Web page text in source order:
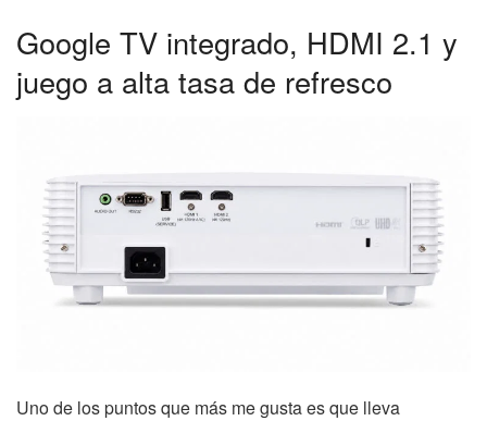
Google TV integrado, HDMI 2.1 y
juego a alta tasa de refresco
Uno de los puntos que más me gusta es que lleva